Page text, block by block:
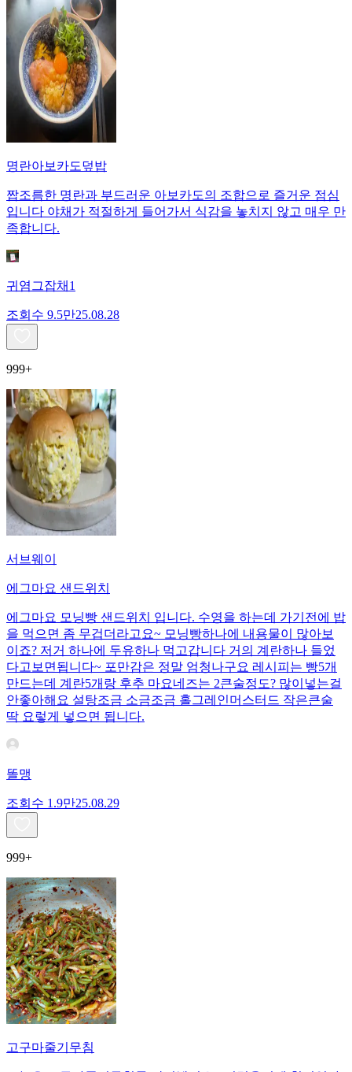
명란아보카도덮밥
짭조름한 명란과 부드러운 아보카도의 조합으로 즐거운 점심
입니다 야채가 적절하게 들어가서 식감을 놓치지 않고 매우 만
족합니다.
귀염그잡채1
조회수 9.5만25.08.28
999+
서브웨이
에그마요 샌드위치
에그마요 모닝빵 샌드위치 입니다. 수영을 하는데 가기전에 밥
을 먹으면 좀 무겁더라고요~ 모닝빵하나에 내용물이 많아보
이죠? 저거 하나에 두유하나 먹고갑니다 거의 계란하나 들었
다고보면됩니다~ 포만감은 정말 엄청나구요 레시피는 빵5개
만드는데 계란5개랑 후추 마요네즈는 2큰술정도? 많이넣는걸
안좋아해요 설탕조금 소금조금 홀그레인머스터드 작은큰술
딱 요렇게 넣으면 됩니다.
똘맹
조회수 1.9만25.08.29
999+
고구마줄기무침